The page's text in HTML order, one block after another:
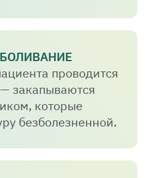
проводится
закапываются
которые
безболезненной.